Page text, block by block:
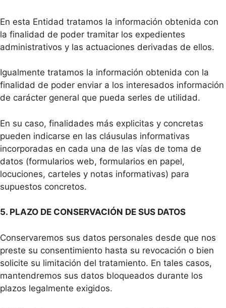
En esta Entidad tratamos la información obtenida con
la finalidad de poder tramitar los expedientes
administrativos y las actuaciones derivadas de ellos.
Igualmente tratamos la información obtenida con la
finalidad de poder enviar a los interesados información
de carácter general que pueda serles de utilidad.
En su caso, finalidades más explicitas y concretas
pueden indicarse en las cláusulas informativas
incorporadas en cada una de las vías de toma de
datos (formularios web, formularios en papel,
locuciones, carteles y notas informativas) para
supuestos concretos.
5. PLAZO DE CONSERVACIÓN DE SUS DATOS
Conservaremos sus datos personales desde que nos
preste su consentimiento hasta su revocación o bien
solicite su limitación del tratamiento. En tales casos,
mantendremos sus datos bloqueados durante los
plazos legalmente exigidos.